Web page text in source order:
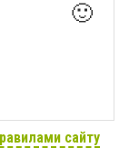
🙂
сайту